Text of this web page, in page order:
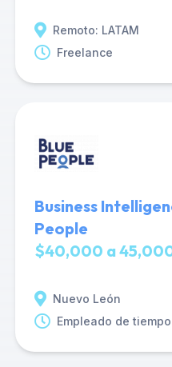
Remoto: LATAM
Freelance
Business
People
$40,000 a
Nuevo León
Empleado de